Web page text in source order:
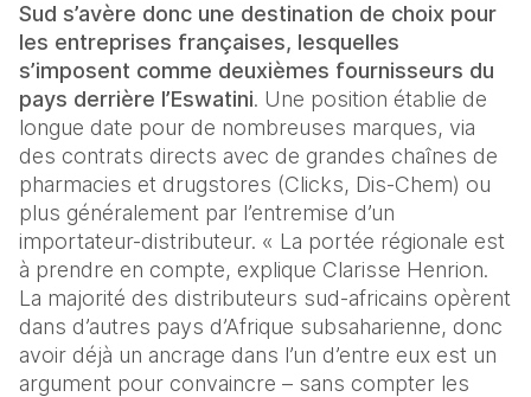
Sud s’avère donc une destination de choix pour
les entreprises françaises, lesquelles
s’imposent comme deuxièmes fournisseurs du
pays derrière l’Eswatini. Une position établie de
longue date pour de nombreuses marques, via
des contrats directs avec de grandes chaînes de
pharmacies et drugstores (Clicks, Dis-Chem) ou
plus généralement par l’entremise d’un
importateur-distributeur. « La portée régionale est
à prendre en compte, explique Clarisse Henrion.
La majorité des distributeurs sud-africains opèrent
dans d’autres pays d’Afrique subsaharienne, donc
avoir déjà un ancrage dans l’un d’entre eux est un
argument pour convaincre – sans compter les